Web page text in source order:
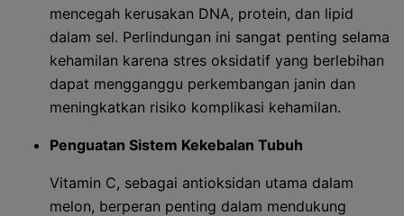
mencegah kerusakan DNA, protein, dan lipid
dalam sel. Perlindungan ini sangat penting selama
kehamilan karena stres oksidatif yang berlebihan
dapat mengganggu perkembangan janin dan
meningkatkan risiko komplikasi kehamilan.
Penguatan Sistem Kekebalan Tubuh
Vitamin C, sebagai antioksidan utama dalam
melon, berperan penting dalam mendukung